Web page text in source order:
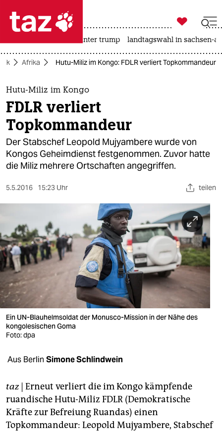
 taz zahl ich
taz zahl ich
themen
politik
öko
gesellschaft
sport
berlin
nord
wahrheit
verlag
verlag
veranstaltungen
unterstützen
abo
genossenschaft

taz zahl ich
usa unter trump landtagswahl in sachsen-
Afrika Hutu-Miliz im Kongo: FDLR verliert Topkommandeur
Hutu-Miliz im Kongo
FDLR verliert
Topkommandeur
Der Stabschef Leopold Mujyambere wurde von
Kongos Geheimdienst festgenommen. Zuvor hatte
die Miliz mehrere Ortschaften angegriffen.
5.5.2016 15:23 Uhr teilen
Ein UN-Blauhelmsoldat der Monusco-Mission in der Nähe des
kongolesischen Goma
Foto: dpa
Aus Berlin Simone Schlindwein
taz| Erneut verliert die im Kongo kämpfende
ruandische Hutu-Miliz FDLR (Demokratische
Kräfte zur Befreiung Ruandas) einen
Topkommandeur: Leopold Mujyambere, Stabschef